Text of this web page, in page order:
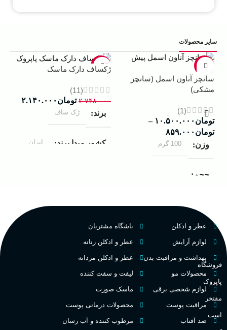
سایر محصولات
-13%
سانچز آناون اسمل (سانچز
مشکی)
(1)
تومان ۱۰.۵۰۰.۰۰۰ –
تومان ۸۵۹.۰۰۰
وزن
100 گرم
حجم
میلی لیتر)
پخش بو
کشور مبدا برند
طبع
-22%
ژکساف دارک ماسک
(11)
۲.۷۴۸.۰۰۰ تومان ۲.۱۴۰.۰۰۰
برند
ژک ساف
کشور مبدا برند ایران
چوبی میوه‌ای مرکباتی
PA_بخش-بو
نت‌های چوبی
فروشگاه
پاپروک
مفتخر
است
عطر و ادکلن
لوازم آرایش
بهداشت و مراقبت بدن
محصولات مو
لوازم شخصی برقی
مراقبت پوست
ضد آفتاب
باشگاه مشتریان
عطر و ادکلن زنانه
عطر و ادکلن مردانه
لیفت و سفت کننده
ماسک صورت
محصولات درمانی پوست
مرطوب کننده و آب رسان